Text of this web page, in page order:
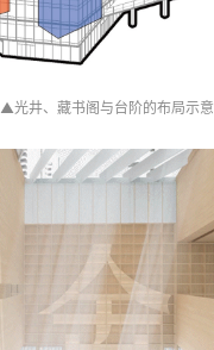
▲光井、藏书阁与台阶的布局示意